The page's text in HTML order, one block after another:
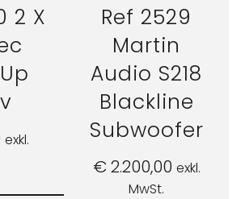
2 X
exkl.
Ref 2529
Martin
Audio S218
Blackline
Subwoofer
€2.200,00 exkl.
MwSt.